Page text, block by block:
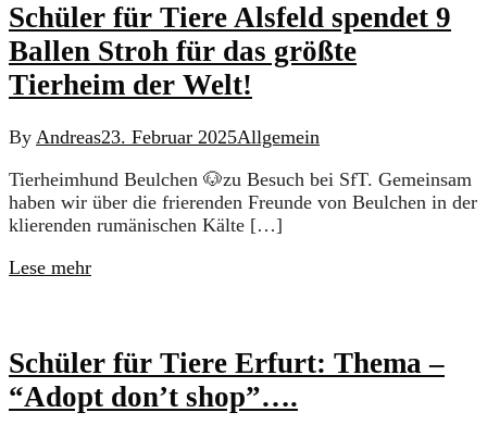
Schüler für Tiere Alsfeld spendet 9
Ballen Stroh für das größte
Tierheim der Welt!
By Andreas23. Februar 2025Allgemein
Tierheimhund Beulchen 🐶zu Besuch bei SfT. Gemeinsam
haben wir über die frierenden Freunde von Beulchen in der
klierenden rumänischen Kälte […]
Lese mehr
Schüler für Tiere Erfurt: Thema –
“Adopt don’t shop”….